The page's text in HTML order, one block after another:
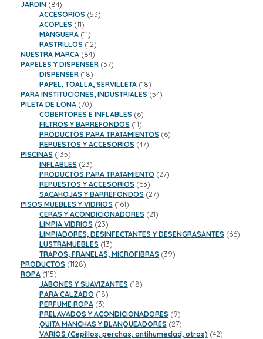
JARDIN 8484
productos
ACCESORIOS 5353
ACOPLES 1111
productos
MANGUERA 1111
productos
RASTRILLOS 1212
productos
NUESTRA MARCA 8484
productos
PAPELES Y DISPENSER 3737
DISPENSER 1818
productos
PAPEL, TOALLA, SERVILLETA 1818
productos
PARA INSTITUCIONES, INDUSTRIALES 5454
PILETA DE LONA 7070
productos
COBERTORES E INFLABLES 66
productos
FILTROS Y BARREFONDOS 1111
productos
PRODUCTOS PARA TRATAMIENTOS 66
REPUESTOS Y ACCESORIOS 4747
PISCINAS 135135
productos
INFLABLES 2323
productos
PRODUCTOS PARA TRATAMIENTO 2727
REPUESTOS Y ACCESORIOS 6363
productos
SACAHOJAS Y BARREFONDOS 2727
PISOS MUEBLES Y VIDRIOS 161161
productos
CERAS Y ACONDICIONADORES 2121
LIMPIA VIDRIOS 2323
productos
LIMPIADORES, DESINFECTANTES Y DESENGRASANTES 6666
LUSTRAMUEBLES 1313
productos
TRAPOS, FRANELAS, MICROFIBRAS 3939
PRODUCTOS 11281128
ROPA 115115
productos
JABONES Y SUAVIZANTES 1818
PARA CALZADO 1818
PERFUME ROPA 33
productos
PRELAVADOS Y ACONDICIONADORES 99
productos
QUITA MANCHAS Y BLANQUEADORES 2727
productos
VARIOS (Cepillos, perchas, antihumedad, otros) 4242